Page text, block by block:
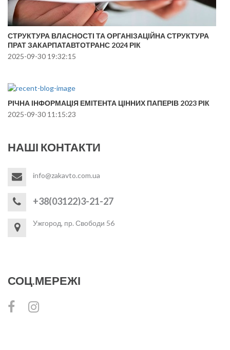
СТРУКТУРА ВЛАСНОСТІ ТА ОРГАНІЗАЦІЙНА СТРУКТУРА
ПРАТ ЗАКАРПАТАВТОТРАНС 2024 РІК
2025-09-30 19:32:15
РІЧНА ІНФОРМАЦІЯ ЕМІТЕНТА ЦІННИХ ПАПЕРІВ 2023 РІК
2025-09-30 11:15:23
НАШІ КОНТАКТИ
info@zakavto.com.ua
+38(03122)3-21-27
Ужгород, пр. Свободи 56
СОЦ.МЕРЕЖІ